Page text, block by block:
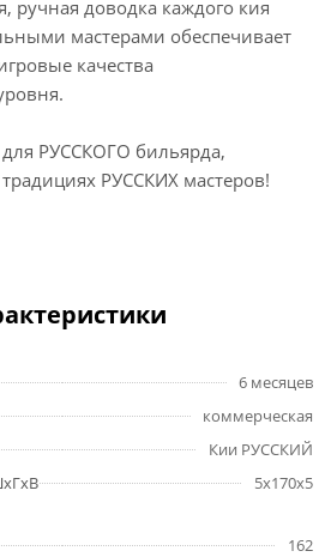
ручная доводка каждого кия
мастерами обеспечивает
качества
РУССКОГО бильярда,
РУССКИХ мастеров!
6 месяцев
коммерческая
Кии РУССКИЙ
5x170x5
162